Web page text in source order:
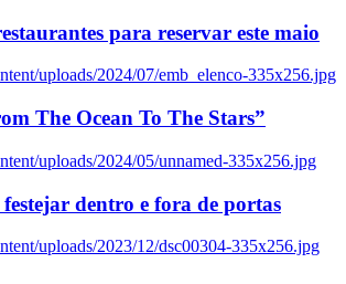
para reservar este maio
uploads/2024/07/emb_elenco-335x256.jpg
The Ocean To The Stars”
uploads/2024/05/unnamed-335x256.jpg
dentro e fora de portas
uploads/2023/12/dsc00304-335x256.jpg